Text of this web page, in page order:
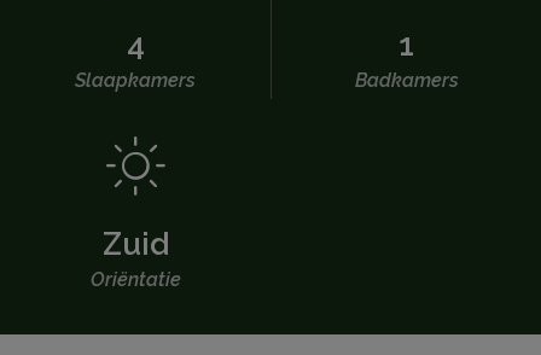
4
Slaapkamers
1
Badkamers
Zuid
Oriëntatie